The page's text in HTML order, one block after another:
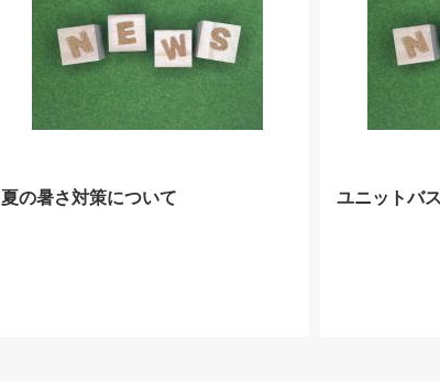
夏の暑さ対策について ユニットバ